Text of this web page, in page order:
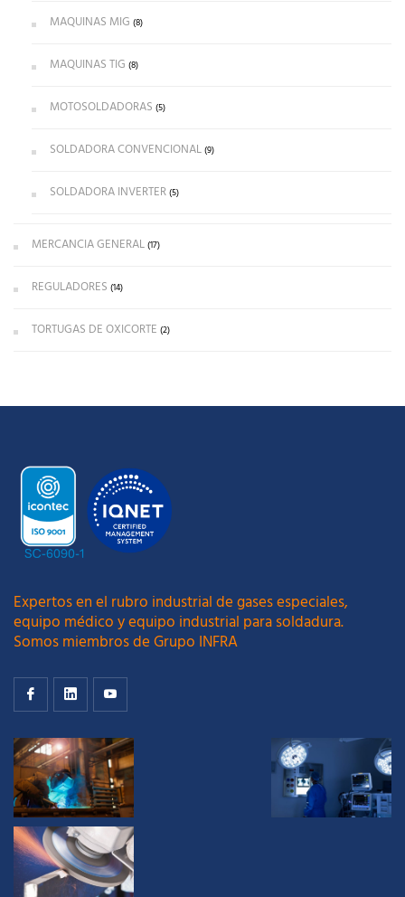
MAQUINAS MIG (8)
MAQUINAS TIG (8)
MOTOSOLDADORAS (5)
SOLDADORA CONVENCIONAL(9)
SOLDADORA INVERTER(5)
MERCANCIA GENERAL(17)
REGULADORES (14)
TORTUGAS DE OXICORTE (2)
Expertos en el rubro industrial de gases especiales,
equipo médico y equipo industrial para soldadura.
Somos miembros de Grupo INFRA